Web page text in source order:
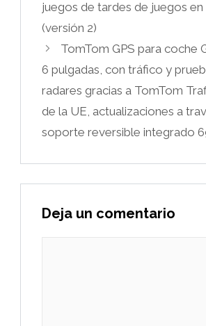
juegos de tardes de juegos en
(versión 2)
TomTom GPS para coche
6 pulgadas, con tráfico y
radares gracias a TomTom
de la UE, actualizaciones a
soporte reversible integrado
Deja un comentario